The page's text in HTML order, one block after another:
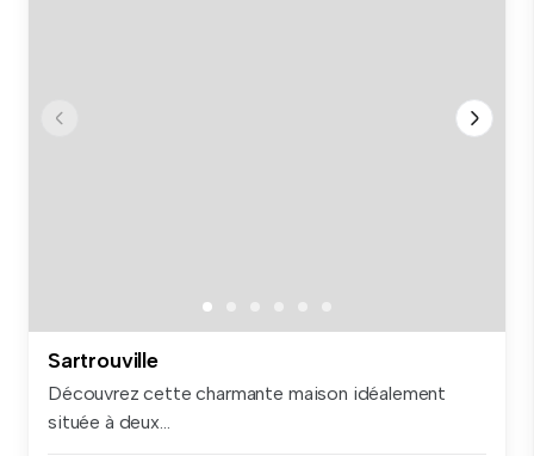
Sartrouville
Découvrez cette charmante maison idéalement
située à deux...